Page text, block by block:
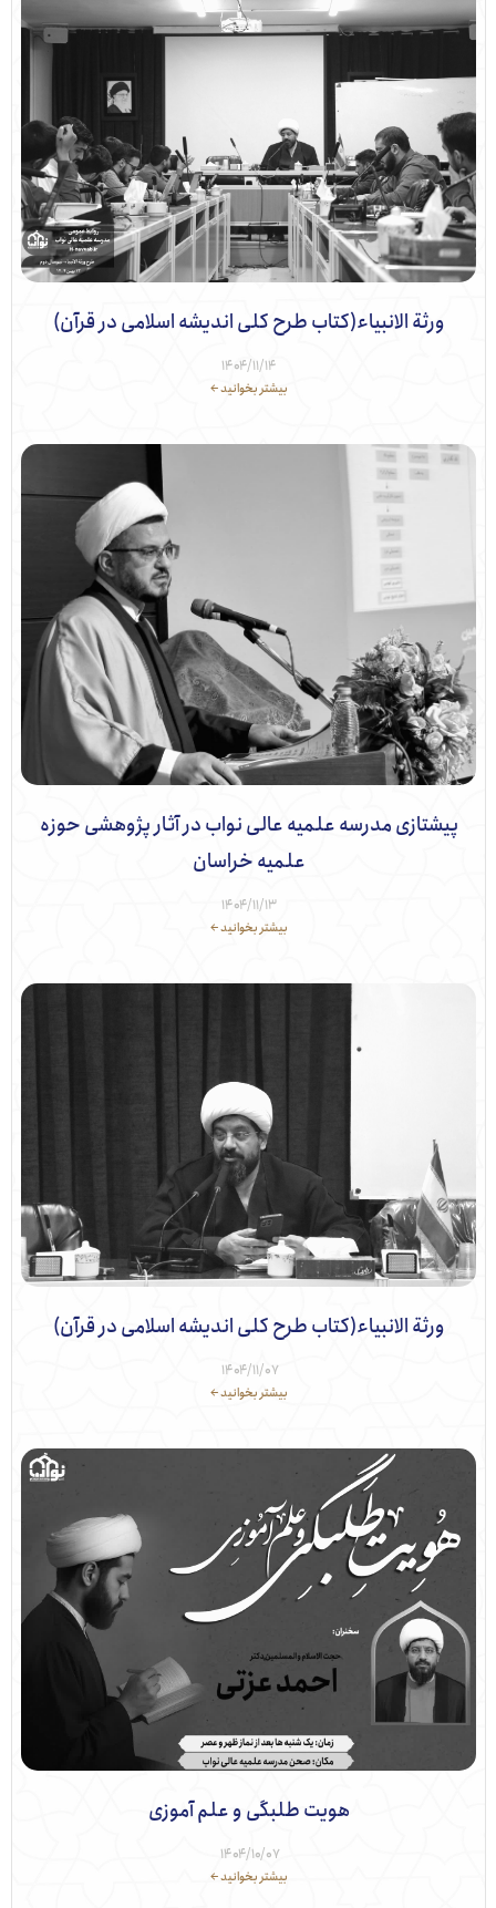
ورثة الانبیاء(کتاب طرح کلی اندیشه اسلامی در قرآن)
۱۴۰۴/۱۱/۱۴
بیشتر بخوانید ←
مدرسه علمیه عالی نواب در آثار پژوهشی حوزه
علمیه خراسان
۱۴۰۴/۱۱/۱۳
بیشتر بخوانید ←
ورثة الانبیاء(کتاب طرح کلی اندیشه اسلامی در قرآن)
۱۴۰۴/۱۱/۰۷
بیشتر بخوانید ←
هویت طلبگی و علم آموزی
۱۴۰۴/۱۰/۰۷
بیشتر بخوانید ←